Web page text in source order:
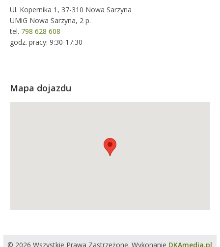
Ul. Kopernika 1, 37-310 Nowa Sarzyna
UMiG Nowa Sarzyna, 2 p.
tel. 798 628 608
godz. pracy: 9:30-17:30
Mapa dojazdu
© 2026 Wszystkie Prawa Zastrzeżone. Wykonanie DKAmedia.pl